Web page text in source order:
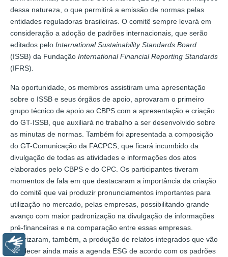
dessa natureza, o que permitirá a emissão de normas pelas
entidades reguladoras brasileiras. O comitê sempre levará em
consideração a adoção de padrões internacionais, que serão
editados pelo International Sustainability Standards Board
(ISSB) da Fundação International Financial Reporting Standards
(IFRS).
Na oportunidade, os membros assistiram uma apresentação
sobre o ISSB e seus órgãos de apoio, aprovaram o primeiro
grupo técnico de apoio ao CBPS com a apresentação e criação
do GT-ISSB, que auxiliará no trabalho a ser desenvolvido sobre
as minutas de normas. Também foi apresentada a composição
do GT-Comunicação da FACPCS, que ficará incumbido da
divulgação de todas as atividades e informações dos atos
elaborados pelo CBPS e do CPC. Os participantes tiveram
momentos de fala em que destacaram a importância da criação
do comitê que vai produzir pronunciamentos importantes para
utilização no mercado, pelas empresas, possibilitando grande
avanço com maior padronização na divulgação de informações
pré-financeiras e na comparação entre essas empresas.
Valorizaram, também, a produção de relatos integrados que vão
fortalecer ainda mais a agenda ESG de acordo com os padrões
Libras